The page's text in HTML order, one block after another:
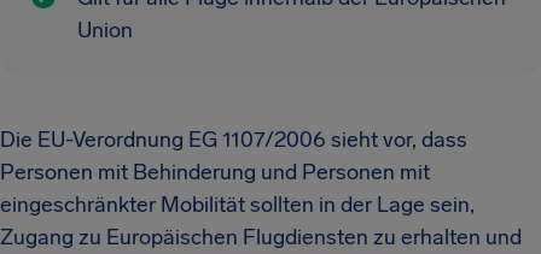
Union
Die EU-Verordnung EG 1107/2006 sieht vor, dass
Personen mit Behinderung und Personen mit
eingeschränkter Mobilität sollten in der Lage sein,
Zugang zu Europäischen Flugdiensten zu erhalten und